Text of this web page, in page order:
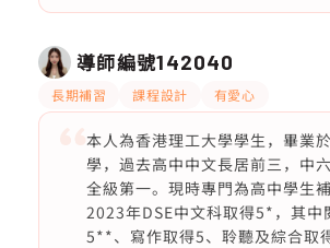
導師編號142040
長期補習 課程設計 有愛心
本人為香港理工大學學生，畢業
學，過去高中中文長居前三，中
全級第一。現時專門為高中學生
2023年DSE中文科取得5*，其中
5**、寫作取得5、聆聽及綜合取